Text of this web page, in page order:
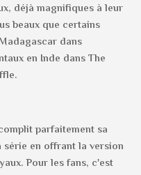
déjà magnifiques à leur
beaux que certains
dans
en Inde dans The
parfaitement sa
en offrant la version
Pour les fans, c'est